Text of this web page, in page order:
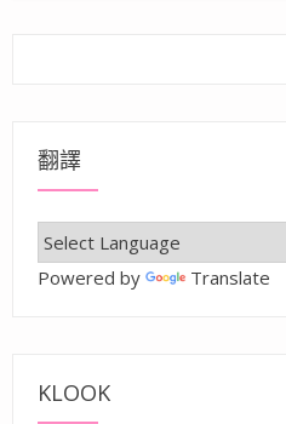
翻譯
Powered by Translate
KLOOK